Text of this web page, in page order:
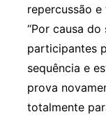
repercussão
“Por causa
participantes
sequência e
prova
totalmente